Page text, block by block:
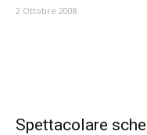
2 Ottobre 2008
Spettacolare